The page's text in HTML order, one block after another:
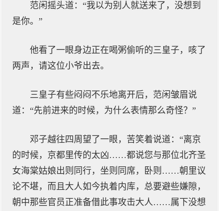
范闲摇头道：“我以为别人就送来了，没想到
是你。”
他看了一眼身边正在喝粥偷听的三皇子，咳了
两声，请这位小爷出去。
三皇子有些闷闷不乐地离开后，范闲皱眉说
道：“先前进来的时候，为什么表情那么奇怪？”
邓子越往四周望了一眼，苦笑着说道：“离京
的时候，京都里传的太凶……都说您与那位北齐圣
女海棠姑娘出则同行，坐则同席，卧则……朝里议
论不堪，而且大人如今执着内库，总要避些嫌隙，
朝中那些官员正准备借此事攻击大人……属下没想